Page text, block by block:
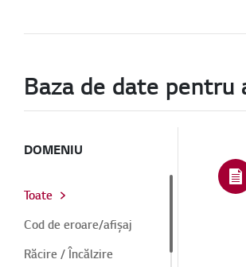
Baza de date pentru
DOMENIU
Toate
Cod de eroare/afișaj
Răcire / Încălzire